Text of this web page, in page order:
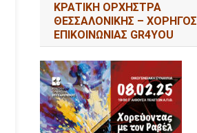
ΚΡΑΤΙΚΗ ΟΡΧΗΣΤΡΑ
ΘΕΣΣΑΛΟΝΙΚΗΣ – ΧΟΡΗΓΟΣ
ΕΠΙΚΟΙΝΩΝΙΑΣ GR4YOU